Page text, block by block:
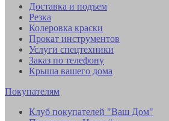
Доставка и подъем
Резка
Колеровка краски
Прокат инструментов
Услуги спецтехники
Заказ по телефону
Крыша вашего дома
Покупателям
Клуб покупателей "Ваш Дом"